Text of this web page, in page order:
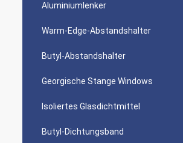
Aluminiumlenker
Warm-Edge-Abstandshalter
Butyl-Abstandshalter
Georgische Stange Windows
Isoliertes Glasdichtmittel
Butyl-Dichtungsband